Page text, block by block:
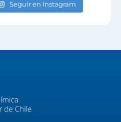
Seguir en Instagram